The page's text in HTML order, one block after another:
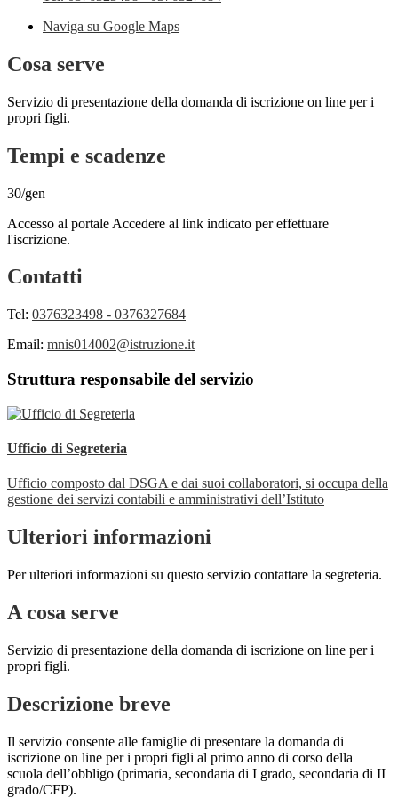
Naviga su Google Maps
Cosa serve
Servizio di presentazione della domanda di iscrizione on line per i
propri figli.
Tempi e scadenze
30/gen
Accesso al portale Accedere al link indicato per effettuare
l'iscrizione.
Contatti
Tel: 0376323498 - 0376327684
Email: mnis014002@istruzione.it
Struttura responsabile del servizio
Ufficio di Segreteria
Ufficio composto dal DSGA e dai suoi collaboratori, si occupa della
gestione dei servizi contabili e amministrativi dell’Istituto
Ulteriori informazioni
Per ulteriori informazioni su questo servizio contattare la segreteria.
A cosa serve
Servizio di presentazione della domanda di iscrizione on line per i
propri figli.
Descrizione breve
Il servizio consente alle famiglie di presentare la domanda di
iscrizione on line per i propri figli al primo anno di corso della
scuola dell’obbligo (primaria, secondaria di I grado, secondaria di II
grado/CFP).